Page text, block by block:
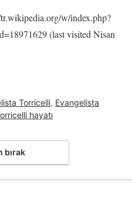
w/index.php?
(last visited Nisan
Torricelli, Evangelista
hayatı
bırak